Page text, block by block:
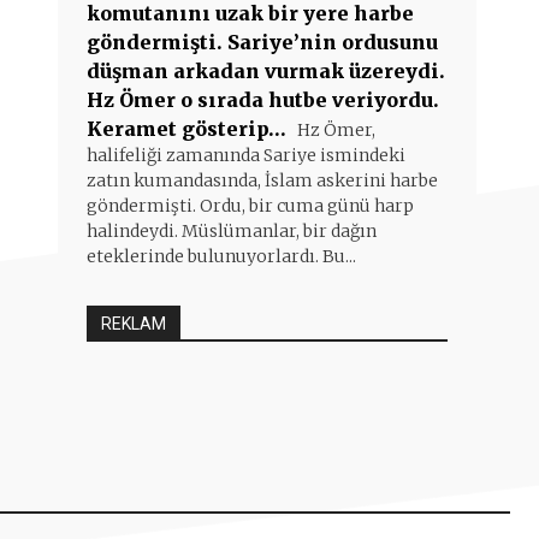
komutanını uzak bir yere harbe
göndermişti. Sariye’nin ordusunu
düşman arkadan vurmak üzereydi.
Hz Ömer o sırada hutbe veriyordu.
Keramet gösterip… Hz Ömer,
halifeliği zamanında Sariye ismindeki
zatın kumandasında, İslam askerini harbe
göndermişti. Ordu, bir cuma günü harp
halindeydi. Müslümanlar, bir dağın
eteklerinde bulunuyorlardı. Bu...
REKLAM